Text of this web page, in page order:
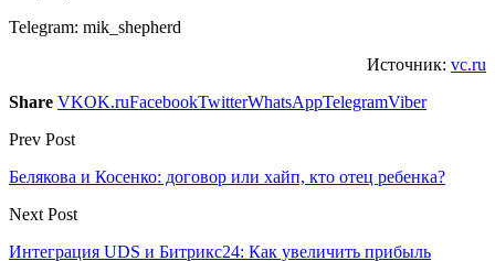
Telegram: mik_shepherd
Источник: vc.ru
Share VKOK.ruFacebookTwitterWhatsAppTelegramViber
Prev Post
Белякова и Косенко: договор или хайп, кто отец ребенка?
Next Post
Интеграция UDS и Битрикс24: Как увеличить прибыль